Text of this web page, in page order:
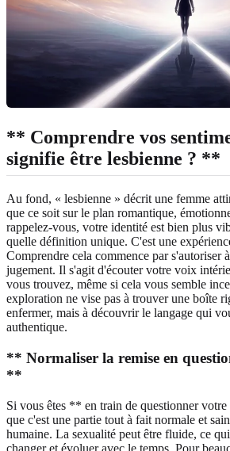
** Comprendre vos
signifie être lesbienne ? **
Au fond, « lesbienne » décrit une femme
que ce soit sur le plan romantique,
rappelez-vous, votre identité est bien plus
quelle définition unique. C'est une
Comprendre cela commence par s'autoriser
jugement. Il s'agit d'écouter votre voix
vous trouvez, même si cela vous semble
exploration ne vise pas à trouver une boîte
enfermer, mais à découvrir le langage qui
authentique.
** Normaliser la remise en
**
Si vous êtes ** en train de questionner
que c'est une partie tout à fait normale et
humaine. La sexualité peut être fluide, ce